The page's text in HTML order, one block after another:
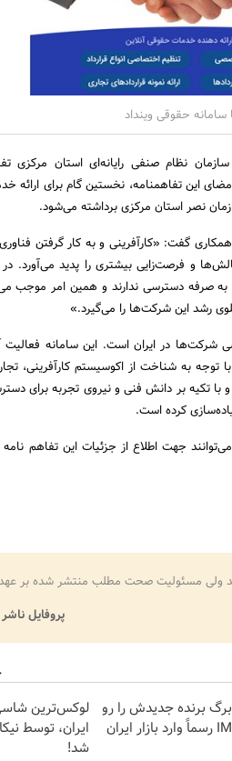
حقوقی وینداد
نظام صنفی رایانه‌ای استان مرکزی
این تفاهمنامه، نخستین گام برای ارائه
نصر استان مرکزی برداشته می‌شود.
گفت: «کارآفرینی و به کار گرفتن
و فرصت‌زایی بیشتری را پدید می‌آورد.
صرفه دسترسی ندارند و همین امر موجب
رشد این شرکت‌ها را می‌گیرد.»
شرکت‌ها در ایران است. این سامانه فعالیت
با توجه به شناخت از اکوسیستم کارآفرینی،
با تکیه بر دانش فنی و نیروی تجربه برای
جهت اطلاع از جزئیات این تفاهم نامه
ولی مسئولیت صحت مطلب منتشر شده بر
پروفایل ناشر
برگ برنده جدیدش را رو
کرد، IM LS9 رسماً وارد بازار ایران
ایران، توسط
شد!